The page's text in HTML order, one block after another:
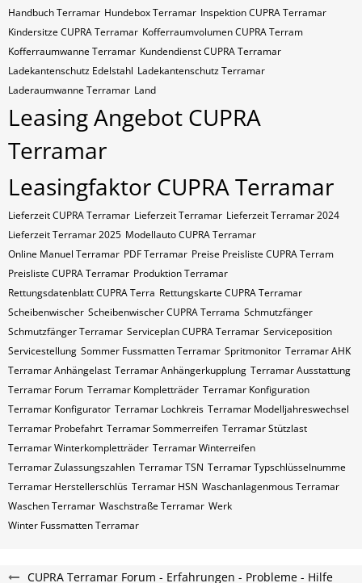
Handbuch Terramar Hundebox Terramar Inspektion CUPRA Terramar
Kindersitze CUPRA Terramar Kofferraumvolumen CUPRA Terram
Kofferraumwanne Terramar Kundendienst CUPRA Terramar
Ladekantenschutz Edelstahl Ladekantenschutz Terramar
Laderaumwanne Terramar Land
Leasing Angebot CUPRA
Terramar
Leasingfaktor CUPRA Terramar
Lieferzeit CUPRA Terramar Lieferzeit Terramar Lieferzeit Terramar 2024
Lieferzeit Terramar 2025 Modellauto CUPRA Terramar
Online Manuel Terramar PDF Terramar Preise Preisliste CUPRA Terram
Preisliste CUPRA Terramar Produktion Terramar
Rettungsdatenblatt CUPRA Terra Rettungskarte CUPRA Terramar
Scheibenwischer Scheibenwischer CUPRA​ Terrama Schmutzfänger
Schmutzfänger Terramar Serviceplan CUPRA Terramar Serviceposition
Servicestellung Sommer Fussmatten Terramar Spritmonitor Terramar AHK
Terramar Anhängelast Terramar Anhängerkupplung Terramar Ausstattung
Terramar Forum Terramar Kompletträder Terramar Konfiguration
Terramar Konfigurator Terramar Lochkreis Terramar Modelljahreswechsel
Terramar Probefahrt Terramar Sommerreifen Terramar Stützlast
Terramar Winterkompletträder Terramar Winterreifen
Terramar Zulassungszahlen Terramar​​​​ TSN Terramar​​​​ Typschlüsselnumme
Terramar​​​​​ Herstellerschlüs Terramar​​​​​ HSN Waschanlagenmous Terramar
Waschen Terramar Waschstraße Terramar Werk
Winter Fussmatten Terramar
CUPRA Terramar Forum - Erfahrungen - Probleme - Hilfe